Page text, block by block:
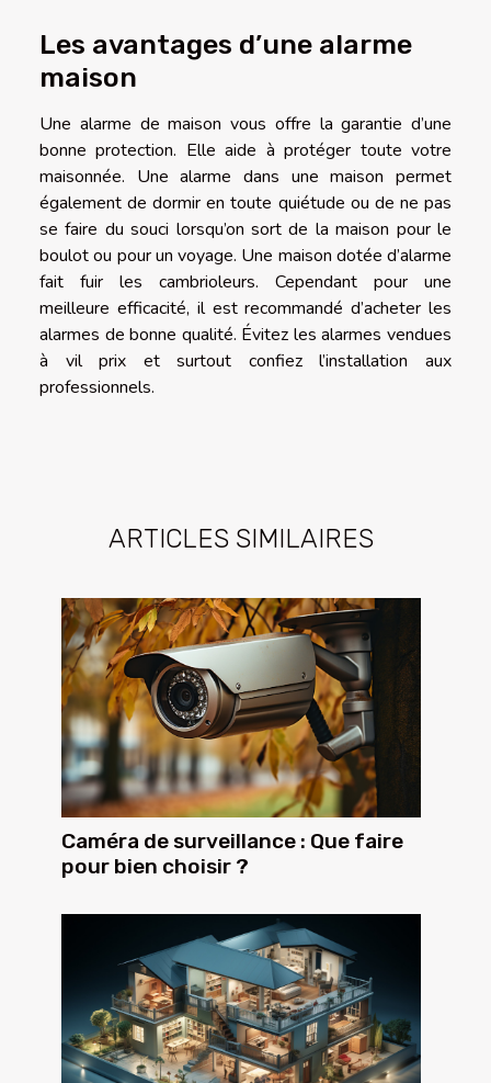
Les avantages d’une alarme
maison
Une alarme de maison vous offre la garantie d’une
bonne protection. Elle aide à protéger toute votre
maisonnée. Une alarme dans une maison permet
également de dormir en toute quiétude ou de ne pas
se faire du souci lorsqu’on sort de la maison pour le
boulot ou pour un voyage. Une maison dotée d’alarme
fait fuir les cambrioleurs. Cependant pour une
meilleure efficacité, il est recommandé d’acheter les
alarmes de bonne qualité. Évitez les alarmes vendues
à vil prix et surtout confiez l’installation aux
professionnels.
ARTICLES SIMILAIRES
Caméra de surveillance : Que faire
pour bien choisir ?